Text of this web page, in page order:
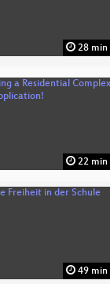
28 min
22 min
49 min